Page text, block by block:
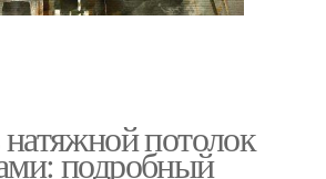
натяжной потолок
подробный